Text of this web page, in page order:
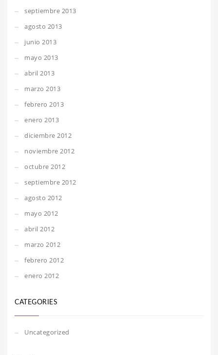
septiembre 2013
agosto 2013
junio 2013
mayo 2013
abril 2013
marzo 2013
febrero 2013
enero 2013
diciembre 2012
noviembre 2012
octubre 2012
septiembre 2012
agosto 2012
mayo 2012
abril 2012
marzo 2012
febrero 2012
enero 2012
CATEGORIES
Uncategorized